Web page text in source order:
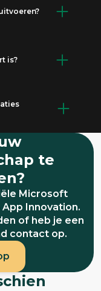
inzicht in
is?
software
is
te
Microsoft
Innovation.
of heb je een
contact op.